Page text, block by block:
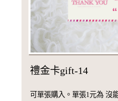
禮金卡gift-14
可單張購入。單張1元為 沒